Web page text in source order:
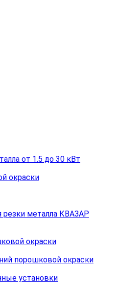
от 1.5 до 30 кВт
окраски
резки металла КВАЗАР
окраски
порошковой окраски
установки